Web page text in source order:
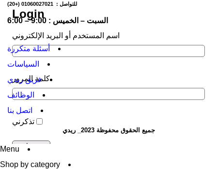
Login
اسم المستخدم أو البريد الإلكتروني
كلمة المرور
تذكرني
0
للتواصل : 01060027021 (+20)
السبت – الخميس : 9:00 – 6:00
أسئلة متكررة
السياسات
فريق ريدي
الوظائف
اتصل بنا
جميع الحقوق محفوظة 2023_ ريدي
Menu
Shop by category